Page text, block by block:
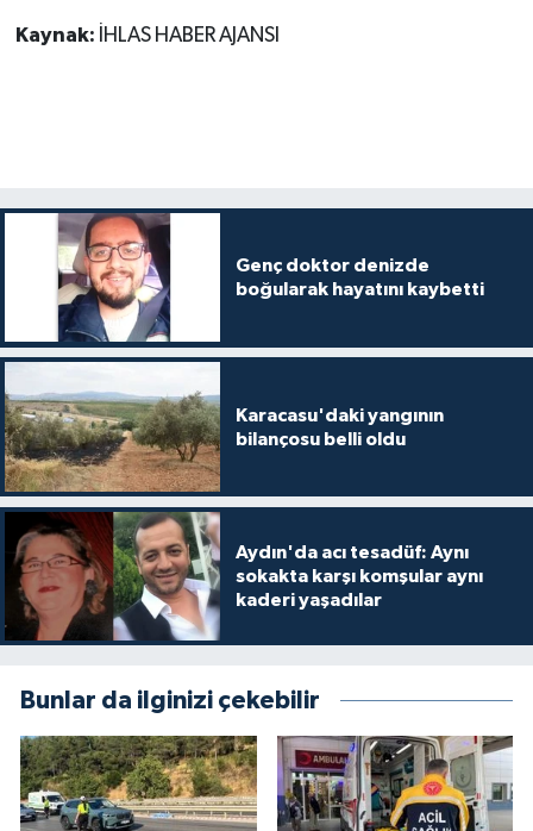
Kaynak: İHLAS HABER AJANSI
Genç doktor denizde
boğularak hayatını kaybetti
Karacasu'daki yangının
bilançosu belli oldu
Aydın'da acı tesadüf: Aynı
sokakta karşı komşular aynı
kaderi yaşadılar
Bunlar da ilginizi çekebilir